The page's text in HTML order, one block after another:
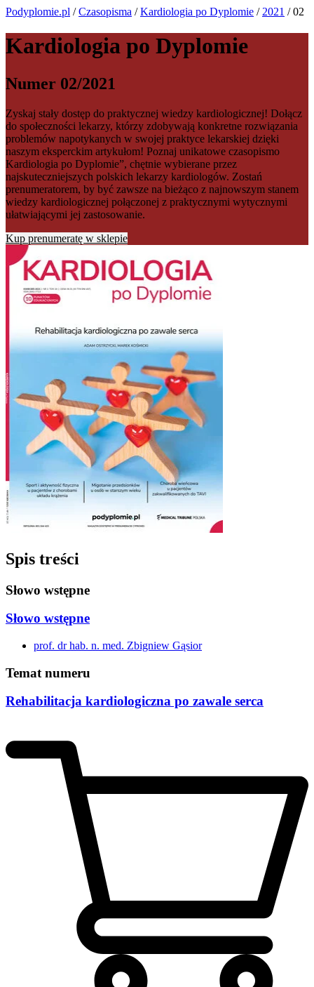
Podyplomie.pl /Czasopisma /Kardiologia po Dyplomie / 2021 / 02
Kardiologia po Dyplomie
Numer 02/2021
Zyskaj stały dostęp do praktycznej wiedzy kardiologicznej! Dołącz
do społeczności lekarzy, którzy zdobywają konkretne rozwiązania
problemów napotykanych w swojej praktyce lekarskiej dzięki
naszym eksperckim artykułom! Poznaj unikatowe czasopismo
Kardiologia po Dyplomie”, chętnie wybierane przez
najskuteczniejszych polskich lekarzy kardiologów. Zostań
prenumeratorem, by być zawsze na bieżąco z najnowszym stanem
wiedzy kardiologicznej połączonej z praktycznymi wytycznymi
ułatwiającymi jej zastosowanie.
Kup prenumeratę w sklepie
Spis treści
Słowo wstępne
Słowo wstępne
prof. dr hab. n. med. Zbigniew Gąsior
Temat numeru
Rehabilitacja kardiologiczna po zawale serca